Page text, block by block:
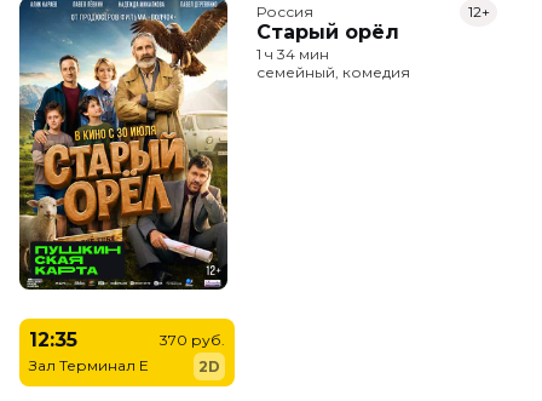
Россия
Старый орёл
12+
1 ч 34 мин
семейный, комедия
12:35
Зал Терминал E
370 руб.
2D